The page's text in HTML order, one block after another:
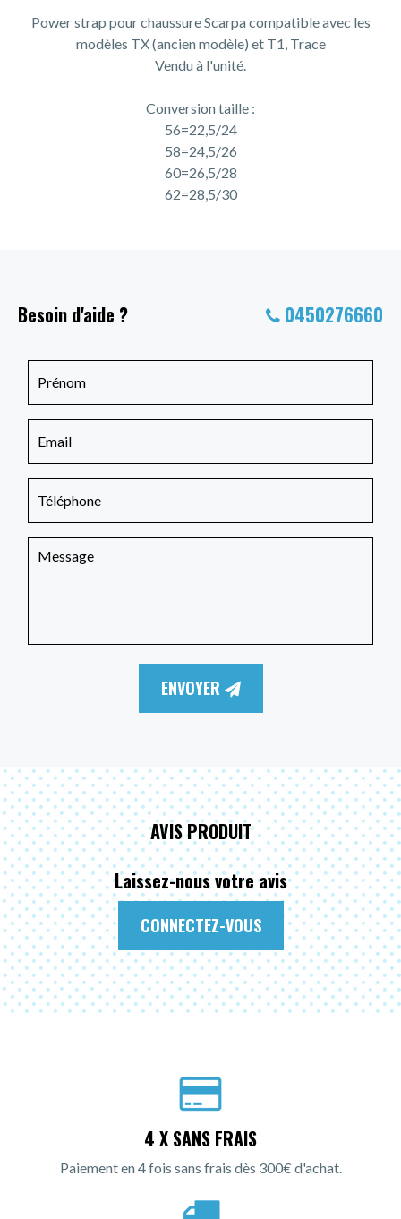
Power strap pour chaussure Scarpa compatible avec les
modèles TX (ancien modèle) et T1, Trace
Vendu à l'unité.
Conversion taille :
56=22,5/24
58=24,5/26
60=26,5/28
62=28,5/30
Besoin d'aide ? 0450276660
ENVOYER
AVIS PRODUIT
Laissez-nous votre avis
CONNECTEZ-VOUS
4 X SANS FRAIS
Paiement en 4 fois sans frais dès 300€ d'achat.